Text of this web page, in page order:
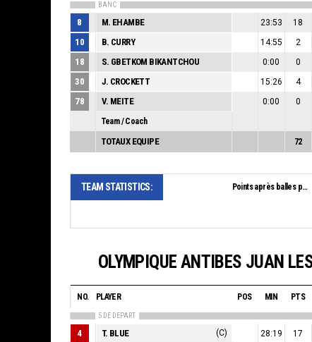
BANC
8 M. EHAMBE 23:53 18
10 B. CURRY 14:55 2
18 S. GBETKOM BIKANTCHOU 0:00 0
30 J. CROCKETT 15:26 4
78 V. MEITE 0:00 0
Team / Coach
TOTAUX EQUIPE 72
TEAM STATISTICS: Points après balles perdues:
OLYMPIQUE ANTIBES JUAN
NO. PLAYER POS MIN PTS
5 DE DEPART
4 T. BLUE (C) 28:19 17